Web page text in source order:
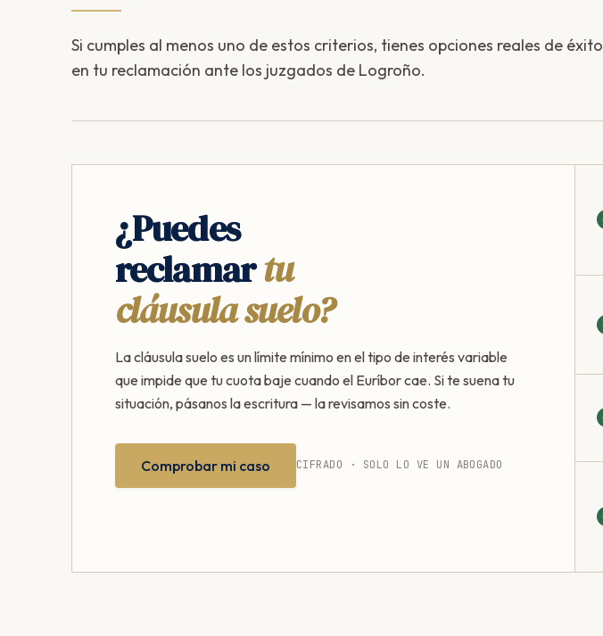
Si cumples al menos uno de estos criterios, tienes opciones reales de éxito
en tu reclamación ante los juzgados de Logroño.
¿Puedes
reclamartu
cláusula suelo?
La cláusula suelo es un límite mínimo en el tipo de interés variable
que impide que tu cuota baje cuando el Euríbor cae. Si te suena tu
situación, pásanos la escritura — la revisamos sin coste.
Comprobar mi caso CIFRADO · SOLO LO VE UN ABOGADO